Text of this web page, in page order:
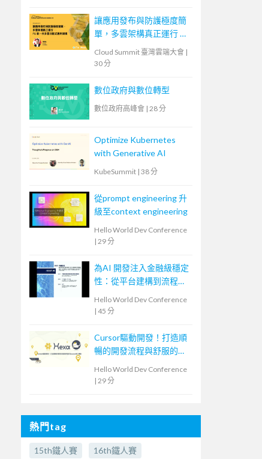
讓應用發布與防護極度簡
單，多雲架構真正運行 ─
F5 新一代多雲分散式應用
架構
Cloud Summit 臺灣雲端大會 |
30 分
數位政府與數位轉型
數位政府高峰會 | 28 分
Optimize Kubernetes
with Generative AI
KubeSummit | 38 分
從prompt engineering 升
級至context engineering
Hello World Dev Conference
| 29 分
為AI 開發注入金融級穩定
性：從平台建構到流程自
Hello World Dev Conference
| 45 分
Cursor驅動開發！打造順
暢的開發流程與舒服的
Hello World Dev Conference
| 29 分
熱門tag
15th鐵人賽 16th鐵人賽